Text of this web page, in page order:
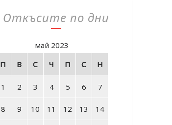
Откъсите по дни
май 2023
П
В С Ч П С Н
1 2 3 4 5 6 7
8 9 10 11 12 13 14